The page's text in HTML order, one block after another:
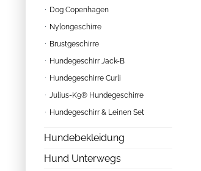
Dog Copenhagen
Nylongeschirre
Brustgeschirre
Hundegeschirr Jack-B
Hundegeschirre Curli
Julius-K9® Hundegeschirre
Hundegeschirr & Leinen Set
Hundebekleidung
Hund Unterwegs